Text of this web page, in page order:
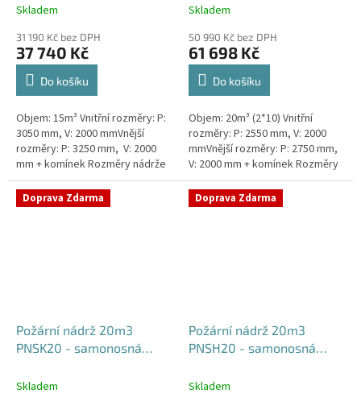
Skladem
31 190 Kč bez DPH
37 740 Kč
Do košíku
Objem: 15m³ Vnitřní rozměry: P:
3050 mm, V: 2000 mmVnější
rozměry: P: 3250 mm, V: 2000
mm + komínek Rozměry nádrže
možno jakkoliv upravit -
vyrobíme nádrž na míru!Nádrž...
Skladem
50 990 Kč bez DPH
61 698 Kč
Do košíku
Objem: 20m³ (2*10) Vnitřní
rozměry: P: 2550 mm, V: 2000
mmVnější rozměry: P: 2750 mm,
V: 2000 mm + komínek Rozměry
nádrže možno jakkoliv upravit -
vyrobíme nádrž na...
Doprava Zdarma
Požární nádrž 20m3
PNSK20 - samonosná
Skladem
Doprava Zdarma
Požární nádrž 20m3
PNSH20 - samonosná
Skladem